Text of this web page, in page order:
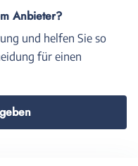
Anbieter?
und helfen Sie so
für einen